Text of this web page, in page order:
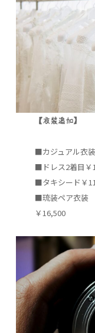
【衣装追加】
■カジュアル衣
■ドレス2着目￥
■タキシード￥
■琉装ペア衣装
￥16,500